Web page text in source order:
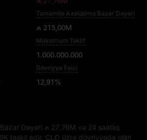
Tamamilə Azaldılmış Bazar Dəyəri
₼ 215,00M
Maksimum Təklif
1.000.000.000
Dövriyyə Faizi
12,91%
Dəyəri ₼ 27,76M və 24 saatlıq
təşkil edir. CLO üzrə dövriyyədə olan